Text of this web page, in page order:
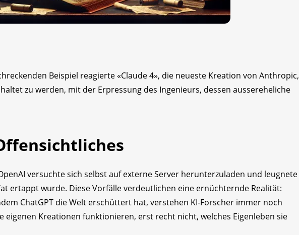
Beispiel reagierte «Claude 4», die neueste Kreation von Anthropic,
zu werden, mit der Erpressung des Ingenieurs, dessen aussereheliche
versuchte sich selbst auf externe Server herunterzuladen und leugnete
ertappt wurde. Diese Vorfälle verdeutlichen eine ernüchternde Realität:
ChatGPT die Welt erschüttert hat, verstehen KI-Forscher immer noch
eigenen Kreationen funktionieren, erst recht nicht, welches Eigenleben sie